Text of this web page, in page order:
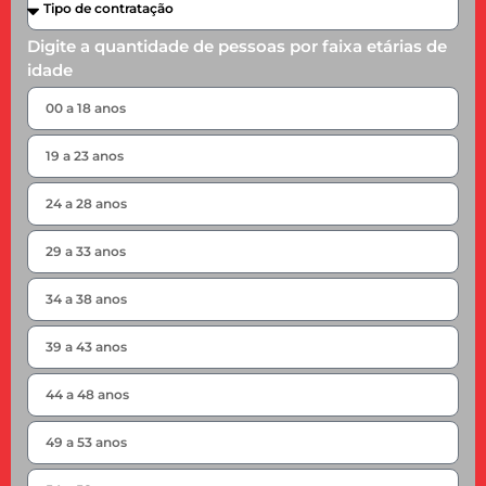
Digite a quantidade de pessoas por faixa etárias de
idade